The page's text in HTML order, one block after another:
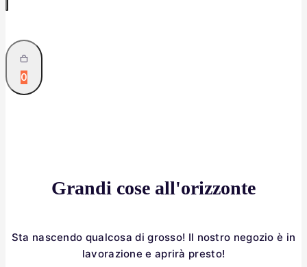
0
Grandi cose all'orizzonte
Sta nascendo qualcosa di grosso! Il nostro negozio è in
lavorazione e aprirà presto!